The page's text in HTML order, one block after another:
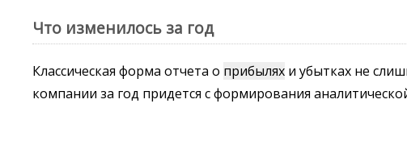
Что изменилось за год
Классическая форма отчета о прибылях и убытках не
компании за год придется с формирования